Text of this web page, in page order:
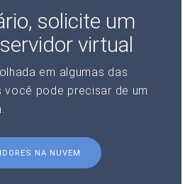
solicite um
virtual
em algumas das
você pode precisar de um
NA NUVEM